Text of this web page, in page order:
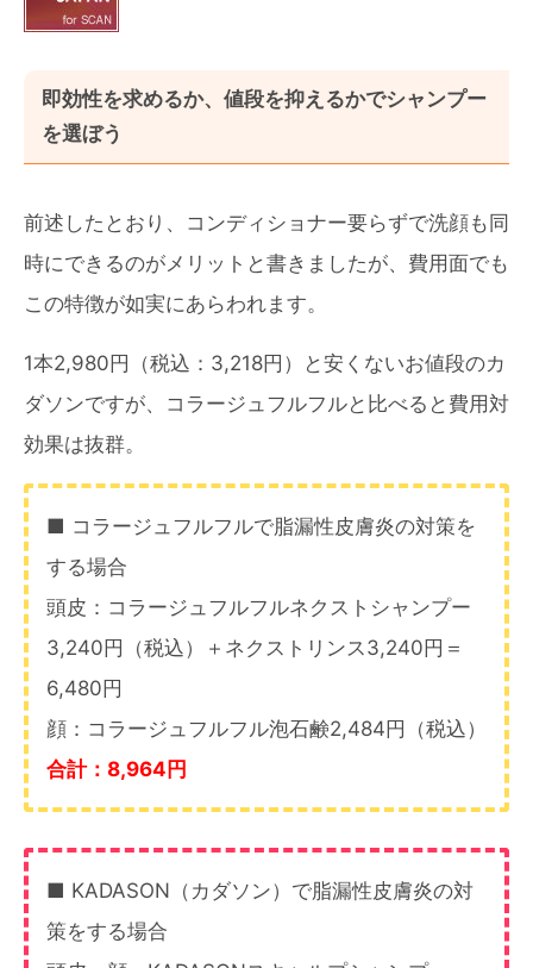
即効性を求めるか、値段を抑えるかでシャンプー
を選ぼう
前述したとおり、コンディショナー要らずで洗顔も同
時にできるのがメリットと書きましたが、費用面でも
この特徴が如実にあらわれます。
1本2,980円（税込：3,218円）と安くないお値段のカ
ダソンですが、コラージュフルフルと比べると費用対
効果は抜群。
■ コラージュフルフルで脂漏性皮膚炎の対策を
する場合
頭皮：コラージュフルフルネクストシャンプー
3,240円（税込）＋ネクストリンス3,240円＝
6,480円
顔：コラージュフルフル泡石鹸2,484円（税込）
合計：8,964円
■ KADASON（カダソン）で脂漏性皮膚炎の対
策をする場合